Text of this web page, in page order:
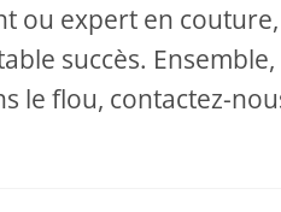
ou expert en
succès.
le flou, contactez-